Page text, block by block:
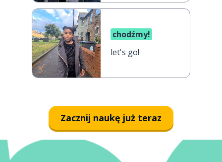
chodźmy!
let's go!
Zacznij naukę już teraz